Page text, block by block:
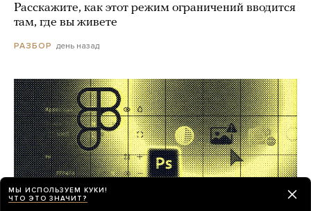
Расскажите, как этот режим ограничений вводится
там, где вы живете
РАЗБОР день назад
МЫ ИСПОЛЬЗУЕМ КУКИ!
ЧТО ЭТО ЗНАЧИТ?